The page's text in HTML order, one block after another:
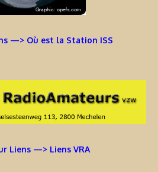
—> Où est la Station ISS
Liens —> Liens VRA